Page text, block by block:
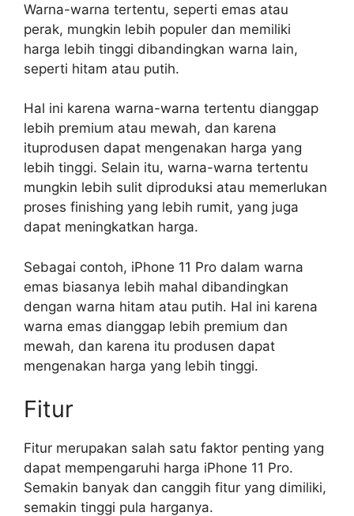
Warna-warna tertentu, seperti emas atau
perak, mungkin lebih populer dan memiliki
harga lebih tinggi dibandingkan warna lain,
seperti hitam atau putih.
Hal ini karena warna-warna tertentu dianggap
lebih premium atau mewah, dan karena
ituprodusen dapat mengenakan harga yang
lebih tinggi. Selain itu, warna-warna tertentu
mungkin lebih sulit diproduksi atau memerlukan
proses finishing yang lebih rumit, yang juga
dapat meningkatkan harga.
Sebagai contoh, iPhone 11 Pro dalam warna
emas biasanya lebih mahal dibandingkan
dengan warna hitam atau putih. Hal ini karena
warna emas dianggap lebih premium dan
mewah, dan karena itu produsen dapat
mengenakan harga yang lebih tinggi.
Fitur
Fitur merupakan salah satu faktor penting yang
dapat mempengaruhi harga iPhone 11 Pro.
Semakin banyak dan canggih fitur yang dimiliki,
semakin tinggi pula harganya.